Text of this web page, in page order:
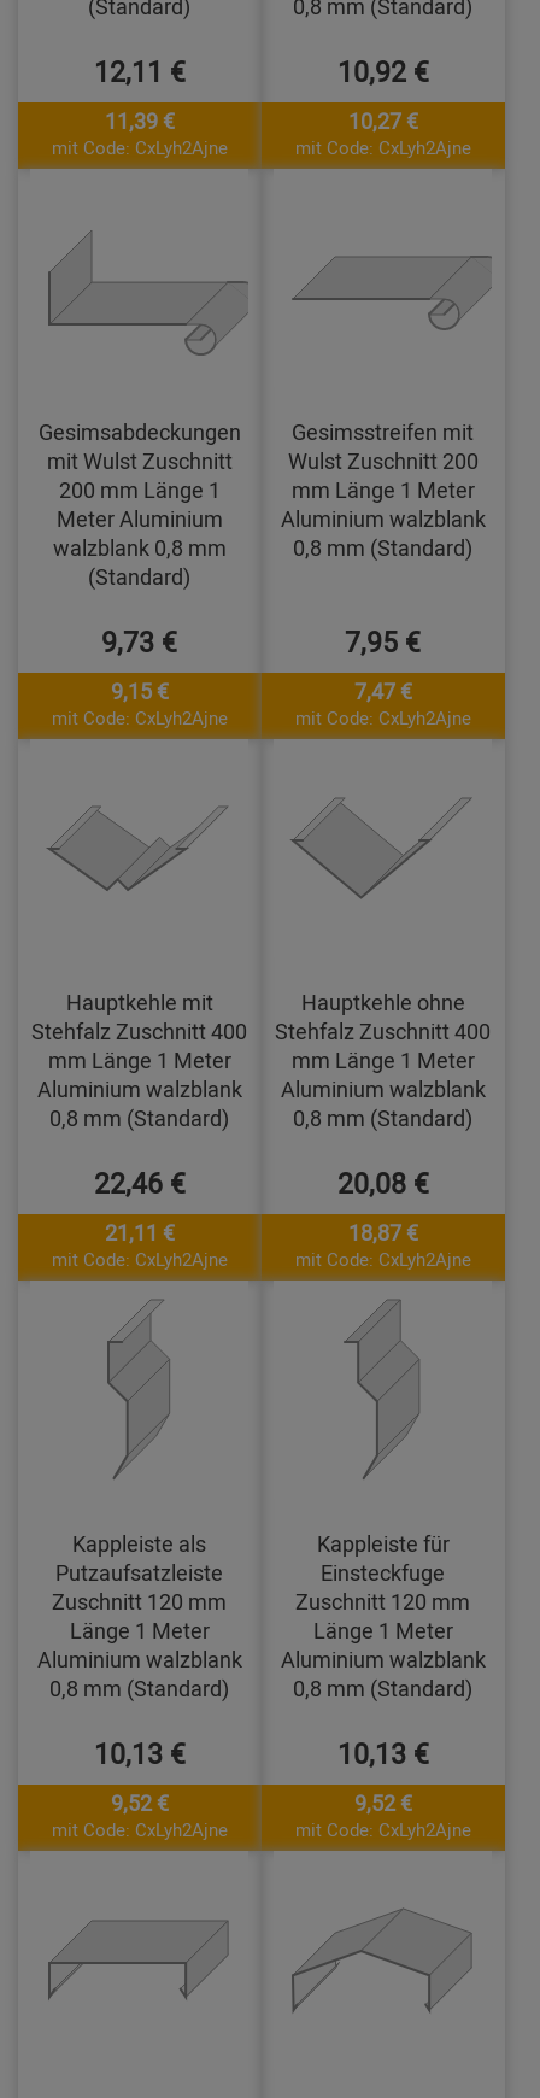
(Standard)
12,11 €
11,39 €
mit Code: CxLyh2Ajne
0,8 mm (Standard)
10,92 €
10,27 €
mit Code: CxLyh2Ajne
Gesimsabdeckungen
mit Wulst Zuschnitt
200 mm Länge 1
Meter Aluminium
walzblank 0,8 mm
(Standard)
9,73 €
9,15 €
mit Code: CxLyh2Ajne
Gesimsstreifen mit
Wulst Zuschnitt 200
mm Länge 1 Meter
Aluminium walzblank
0,8 mm (Standard)
7,95 €
7,47 €
mit Code: CxLyh2Ajne
Hauptkehle mit
Stehfalz Zuschnitt 400
mm Länge 1 Meter
Aluminium walzblank
0,8 mm (Standard)
22,46 €
21,11 €
mit Code: CxLyh2Ajne
Hauptkehle ohne
Stehfalz Zuschnitt 400
mm Länge 1 Meter
Aluminium walzblank
0,8 mm (Standard)
20,08 €
18,87 €
mit Code: CxLyh2Ajne
Kappleiste als
Putzaufsatzleiste
Zuschnitt 120 mm
Länge 1 Meter
Aluminium walzblank
0,8 mm (Standard)
10,13 €
9,52 €
mit Code: CxLyh2Ajne
Kappleiste für
Einsteckfuge
Zuschnitt 120 mm
Länge 1 Meter
Aluminium walzblank
0,8 mm (Standard)
10,13 €
9,52 €
mit Code: CxLyh2Ajne